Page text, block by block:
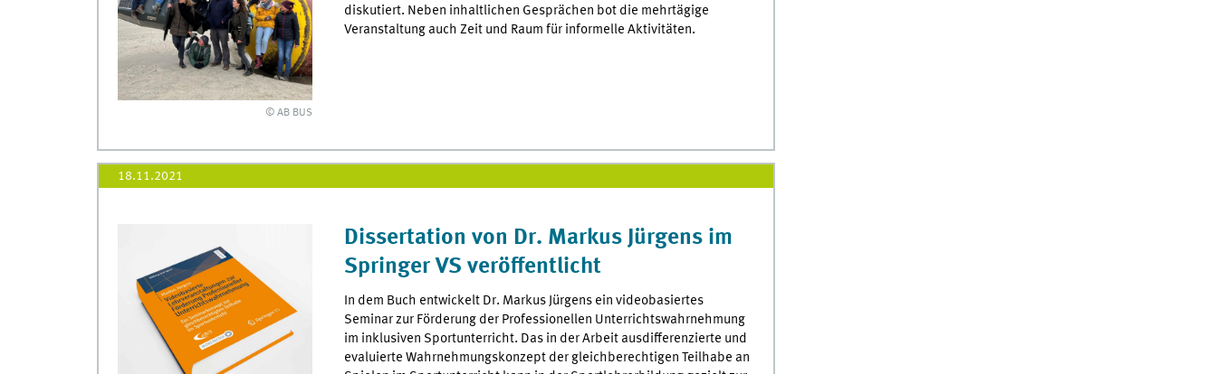
© AB BUS
diskutiert. Neben inhaltlichen Gesprächen bot die mehrtägige
Veranstaltung auch Zeit und Raum für informelle Aktivitäten.
18.11.2021
Dissertation von Dr. Markus Jürgens im
Springer VS veröffentlicht
In dem Buch entwickelt Dr. Markus Jürgens ein videobasiertes
Seminar zur Förderung der Professionellen Unterrichtswahrnehmung
im inklusiven Sportunterricht. Das in der Arbeit ausdifferenzierte und
evaluierte Wahrnehmungskonzept der gleichberechtigen Teilhabe an